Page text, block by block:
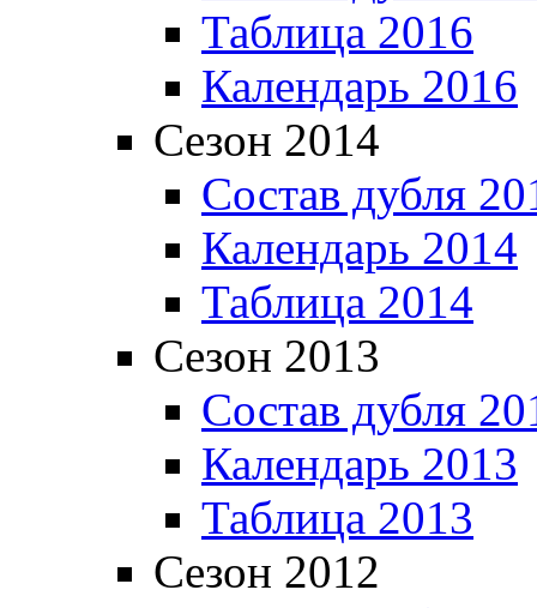
Таблица 2016
Календарь 2016
Сезон 2014
Состав дубля
Календарь 2014
Таблица 2014
Сезон 2013
Состав дубля
Календарь 2013
Таблица 2013
Сезон 2012